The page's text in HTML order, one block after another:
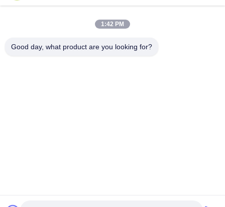
Over Ons
Fabrieksreis
Kwaliteitscontrole
1:42 PM
Good day, what product are you looking for?